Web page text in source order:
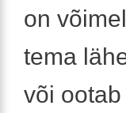
on
tema
või